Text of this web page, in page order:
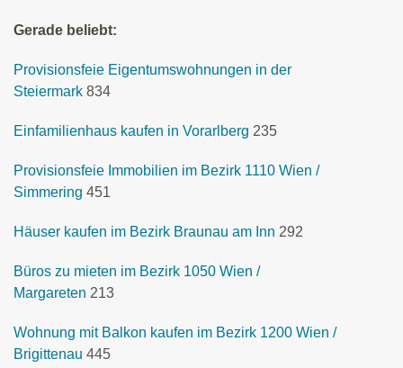
Gerade beliebt:
Provisionsfeie Eigentumswohnungen in der
Steiermark 834
Einfamilienhaus kaufen in Vorarlberg 235
Provisionsfeie Immobilien im Bezirk 1110 Wien /
Simmering 451
Häuser kaufen im Bezirk Braunau am Inn 292
Büros zu mieten im Bezirk 1050 Wien /
Margareten 213
Wohnung mit Balkon kaufen im Bezirk 1200 Wien /
Brigittenau 445